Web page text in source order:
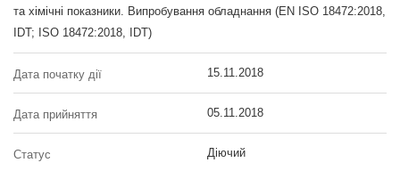
та хімічні показники. Випробування обладнання (EN ISO 18472:2018,
IDT; ISO 18472:2018, IDT)
Дата початку дії 15.11.2018
Дата прийняття 05.11.2018
Статус Діючий